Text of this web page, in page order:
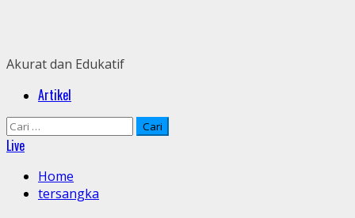
Akurat dan Edukatif
PrimaryArtikel
Cari
untuk:
Live
Home
tersangka